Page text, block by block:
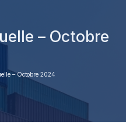
– Octobre
– Octobre 2024